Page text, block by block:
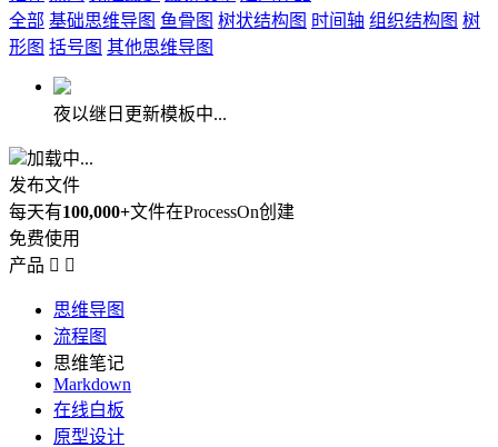
全部 基础思维导图 鱼骨图 树状结构图 时间轴 组织结构图 树
形图 括号图 其他思维导图
夜以继日更新模板中...
加载中...
发布文件
每天有100,000+文件在ProcessOn创建
免费使用
产品  
思维导图
流程图
思维笔记
Markdown
在线白板
原型设计